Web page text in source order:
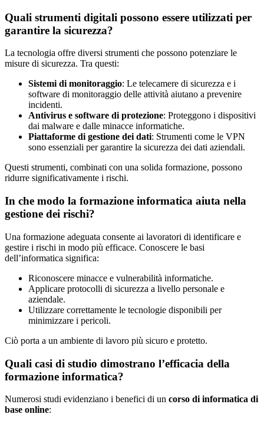
Quali strumenti digitali possono essere utilizzati per
garantire la sicurezza?
La tecnologia offre diversi strumenti che possono potenziare le
misure di sicurezza. Tra questi:
Sistemi di monitoraggio: Le telecamere di sicurezza e i
software di monitoraggio delle attività aiutano a prevenire
incidenti.
Antivirus e software di protezione: Proteggono i dispositivi
dai malware e dalle minacce informatiche.
Piattaforme di gestione dei dati: Strumenti come le VPN
sono essenziali per garantire la sicurezza dei dati aziendali.
Questi strumenti, combinati con una solida formazione, possono
ridurre significativamente i rischi.
In che modo la formazione informatica aiuta nella
gestione dei rischi?
Una formazione adeguata consente ai lavoratori di identificare e
gestire i rischi in modo più efficace. Conoscere le basi
dell’informatica significa:
Riconoscere minacce e vulnerabilità informatiche.
Applicare protocolli di sicurezza a livello personale e
aziendale.
Utilizzare correttamente le tecnologie disponibili per
minimizzare i pericoli.
Ciò porta a un ambiente di lavoro più sicuro e protetto.
Quali casi di studio dimostrano l’efficacia della
formazione informatica?
Numerosi studi evidenziano i benefici di un corso di informatica di
base online: